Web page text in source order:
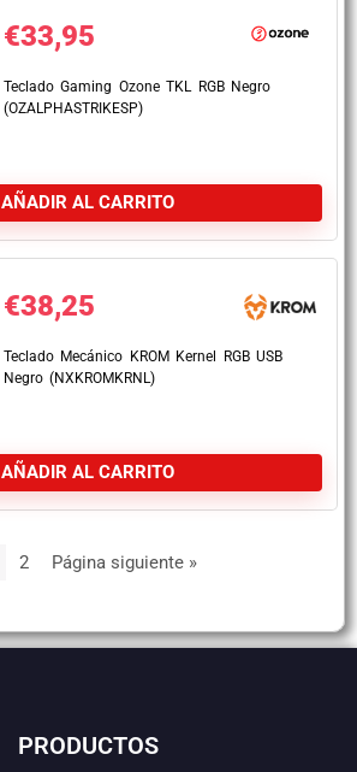
€33,95
Teclado Gaming Ozone TKL RGB Negro
(OZALPHASTRIKESP)
AÑADIR AL CARRITO
€38,25
Teclado Mecánico KROM Kernel RGB USB
Negro (NXKROMKRNL)
AÑADIR AL CARRITO
2 Página siguiente »
PRODUCTOS